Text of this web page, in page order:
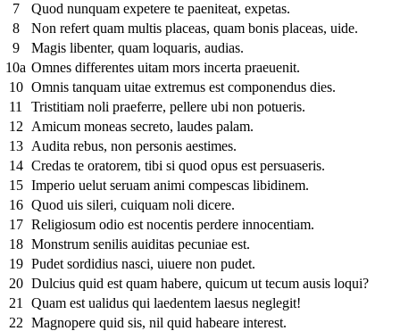
7
Quod nunquam expetere te paeniteat, expetas.
8
Non refert quam multis placeas, quam bonis placeas, uide.
9
Magis libenter, quam loquaris, audias.
10a Omnes differentes uitam mors incerta praeuenit.
10 Omnis tanquam uitae extremus est componendus dies.
11
Tristitiam noli praeferre, pellere ubi non potueris.
12
Amicum moneas secreto, laudes palam.
13
Audita rebus, non personis aestimes.
14 Credas te oratorem, tibi si quod opus est persuaseris.
15 Imperio uelut seruam animi compescas libidinem.
16 Quod uis sileri, cuiquam noli dicere.
17 Religiosum odio est nocentis perdere innocentiam.
18 Monstrum senilis auiditas pecuniae est.
19 Pudet sordidius nasci, uiuere non pudet.
20 Dulcius quid est quam habere, quicum ut tecum ausis loqui?
21
Quam est ualidus qui laedentem laesus neglegit!
22 Magnopere quid sis, nil quid habeare interest.